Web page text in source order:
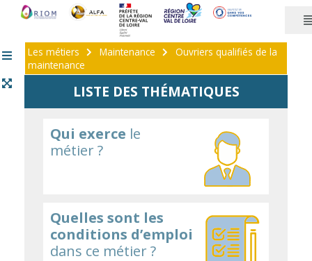
Les métiers Maintenance
Ouvriers qualifiés de la
maintenance
LISTE DES THÉMATIQUES
Qui exerce le
métier ?
Quelles sont les
conditions d’emploi
dans ce métier ?
Panneau de gestion des cookies